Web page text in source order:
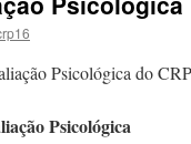
Psicológica do
Psicológica